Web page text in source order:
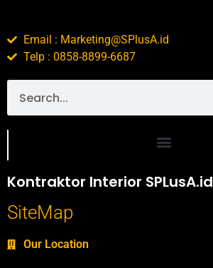
Email : Marketing@SPlusA.id
Telp : 0858-8899-6687
Kontraktor Interior SPLusA.id
SiteMap
Our Location